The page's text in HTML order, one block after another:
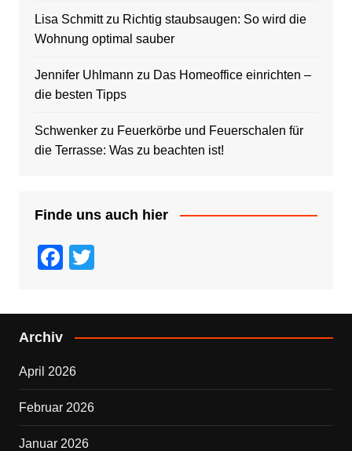
Lisa Schmittzu Richtig staubsaugen: So wird die
Wohnung optimal sauber
Jennifer Uhlmann zu Das Homeoffice einrichten –
die besten Tipps
Schwenkerzu Feuerkörbe und Feuerschalen für
die Terrasse: Was zu beachten ist!
Finde uns auch hier
F
c
e
o
o
k
tt
er
Archiv
April 2026
Februar 2026
Januar 2026